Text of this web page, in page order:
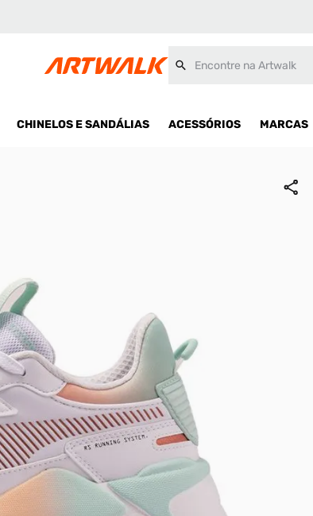
CHINELOS E SANDÁLIAS ACESSÓRIOS MARCAS